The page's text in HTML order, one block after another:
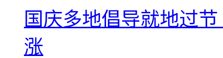
国庆多地倡导就地过
涨